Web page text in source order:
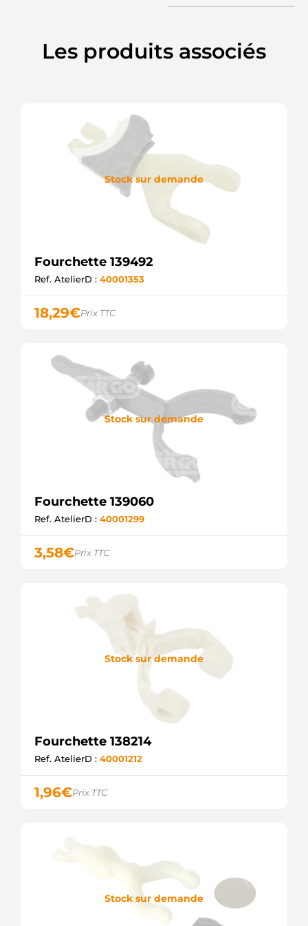
Les produits associés
Stock sur demande
Fourchette 139492
Ref. AtelierD : 40001353
18,29€Prix TTC
Stock sur demande
Fourchette 139060
Ref. AtelierD : 40001299
3,58€Prix TTC
Stock sur demande
Fourchette 138214
Ref. AtelierD : 40001212
1,96€Prix TTC
Stock sur demande